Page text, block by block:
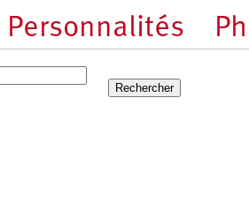
Personnalités